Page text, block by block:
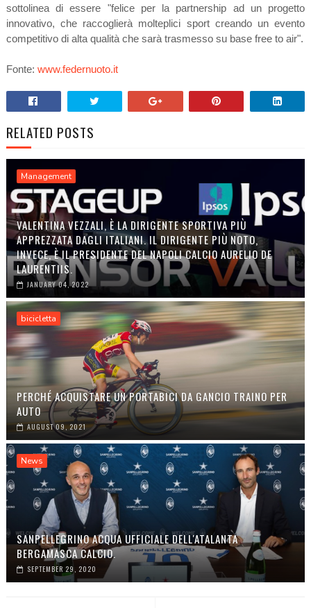
sottolinea di essere "felice per la partnership ad un progetto
innovativo, che raccoglierà molteplici sport creando un evento
competitivo di alta qualità che sarà trasmesso su base free to air".
Fonte: www.federnuoto.it
RELATED POSTS
Management
VALENTINA VEZZALI, È LA DIRIGENTE SPORTIVA PIÙ
APPREZZATA DAGLI ITALIANI. IL DIRIGENTE PIÙ NOTO,
INVECE, È IL PRESIDENTE DEL NAPOLI CALCIO AURELIO DE
LAURENTIIS.
JANUARY 04, 2022
bicicletta
PERCHÉ ACQUISTARE UN PORTABICI DA GANCIO TRAINO PER
AUTO
AUGUST 09, 2021
News
SANPELLEGRINO ACQUA UFFICIALE DELL'ATALANTA
BERGAMASCA CALCIO.
SEPTEMBER 29, 2020